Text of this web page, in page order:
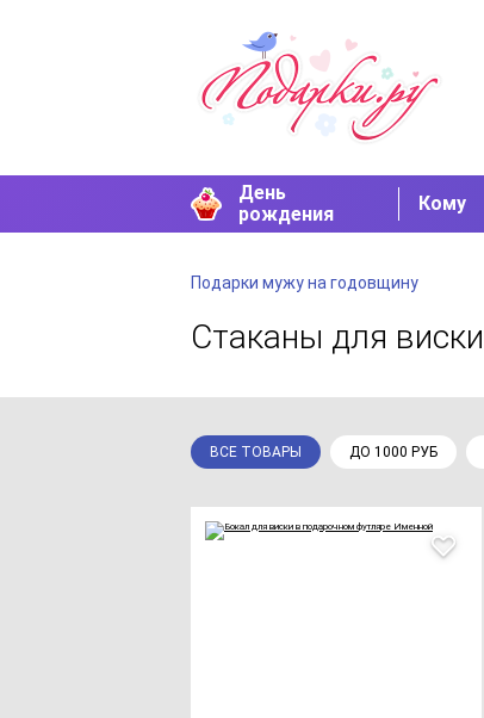
День
рождения
Кому
Подарки мужу на годовщину
Стаканы для виски
ВСЕ ТОВАРЫ ДО 1000 РУБ